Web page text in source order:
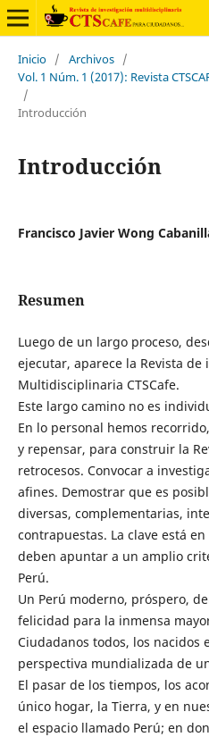
Inicio / Archivos /
Vol. 1 Núm. 1 (2017): Revista
/
Introducción
Introducción
Francisco Javier Wong
Resumen
Luego de un largo proceso,
ejecutar, aparece la Revista de
Multidisciplinaria CTSCafe.
Este largo camino no es
En lo personal hemos
y repensar, para construir la
retrocesos. Convocar a
afines. Demostrar que es
diversas, complementarias,
contrapuestas. La clave está
deben apuntar a un amplio
Perú.
Un Perú moderno, próspero,
felicidad para la inmensa
Ciudadanos todos, los nacidos
perspectiva mundializada de
El pasar de los tiempos, los
único hogar, la Tierra, y en
el espacio llamado Perú; en